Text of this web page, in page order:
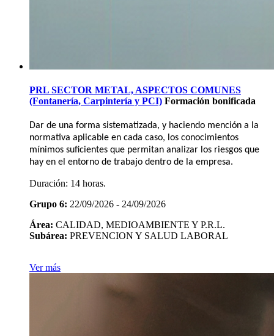
PRL SECTOR METAL, ASPECTOS COMUNES
(Fontanería, Carpintería y PCI) Formación bonificada
Dar de una forma sistematizada, y haciendo mención a la
normativa aplicable en cada caso, los conocimientos
mínimos suficientes que permitan analizar los riesgos que
hay en el entorno de trabajo dentro de la empresa.
Duración: 14 horas.
Grupo 6: 22/09/2026 - 24/09/2026
Área: CALIDAD, MEDIOAMBIENTE Y P.R.L.
Subárea: PREVENCION Y SALUD LABORAL
Ver más